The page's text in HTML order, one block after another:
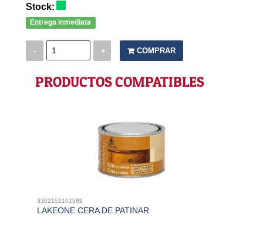
Stock:
Entrega inmediata
- + COMPRAR
PRODUCTOS COMPATIBLES
3302152101589
LAKEONE CERA DE PATINAR